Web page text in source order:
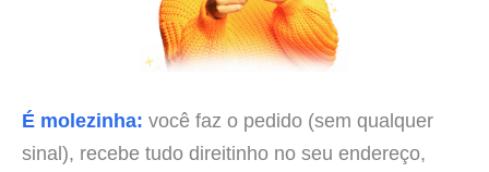
É molezinha: você faz o pedido (sem qualquer
sinal), recebe tudo direitinho no seu endereço,